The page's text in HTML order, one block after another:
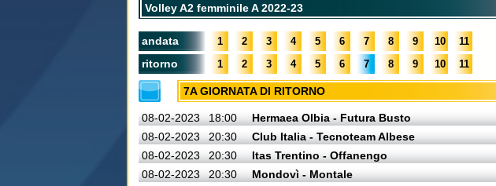
Volley A2 femminile A 2022-23
andata 1 2 3 4 5 6 7 8 9 10 11
ritorno 1 2 3 4 5 6 7 8 9 10 11
7A GIORNATA DI RITORNO
08-02-2023 18:00 Hermaea Olbia - Futura Busto
08-02-2023
20:30 Club Italia - Tecnoteam Albese
08-02-2023
20:30 Itas Trentino - Offanengo
08-02-2023
20:30 Mondovì - Montale